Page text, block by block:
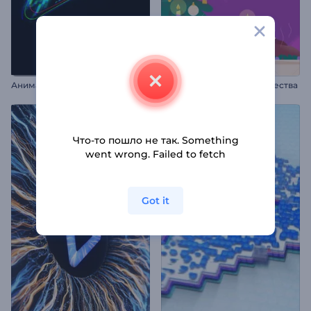
Анимация лого: Хроматизм Анимации на канун Рождества
Что-то пошло не так. Something
went wrong. Failed to fetch
Got it